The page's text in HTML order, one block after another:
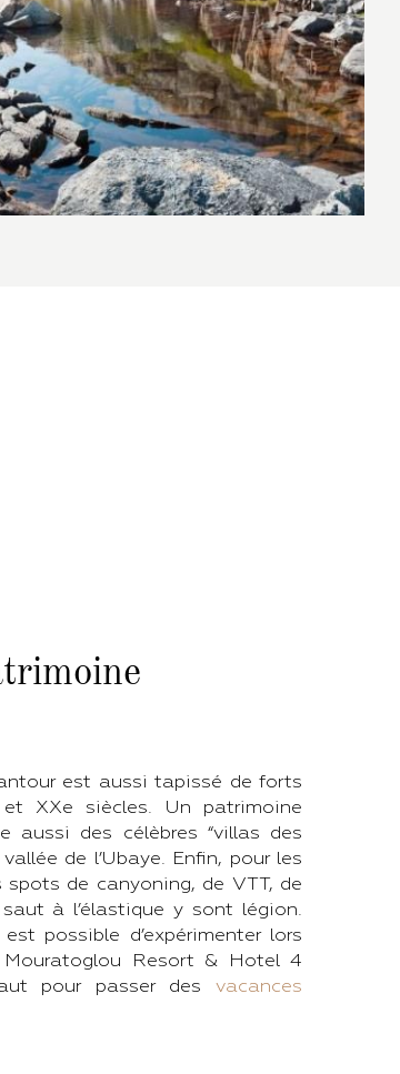
est aussi tapissé de forts
XXe siècles. Un patrimoine
aussi des célèbres “villas des
de l’Ubaye. Enfin, pour les
spots de canyoning, de VTT, de
à l’élastique y sont légion.
possible d’expérimenter lors
Resort & Hotel 4
pour passer des vacances